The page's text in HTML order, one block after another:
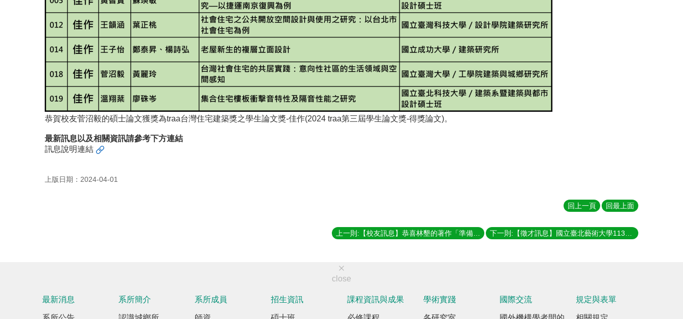
恭賀校友菅沼毅的碩士論文獲獎為traa台灣住宅建築獎之學生論文獎-佳作(2024 traa第三屆學生論文獎-得獎論文)。
最新訊息以及相關資訊請參考下方連結
訊息說明連結
上版日期：2024-04-01
回上一頁 回最上面
close
最新消息 系所簡介 系所成員 招生資訊 課程資訊與成果 學術實踐 國際交流 規定與表單